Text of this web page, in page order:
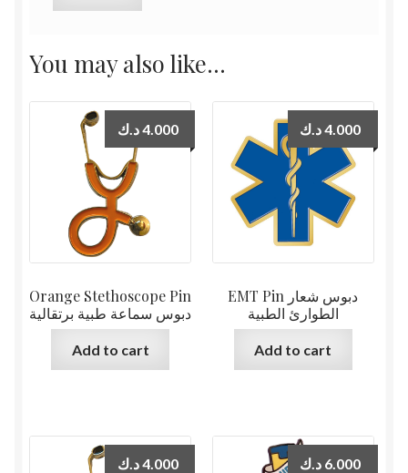
You may also like…
Orange Stethoscope Pin
دبوس سماعة طبية برتقالية
4.000د.ك
Add to cart
EMT Pin دبوس شعار
الطوارئ الطبية
4.000د.ك
Add to cart
4.000د.ك 6.000 د.ك